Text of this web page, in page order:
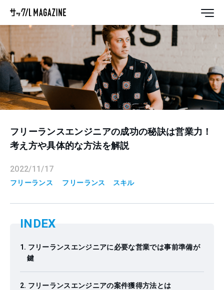
フリーランスエンジニアの成功の秘訣は営業力！
考え方や具体的な方法を解説
2022/11/17
フリーランス フリーランス スキル
INDEX
フリーランスエンジニアに必要な営業では事前準備が
鍵
フリーランスエンジニアの案件獲得方法とは